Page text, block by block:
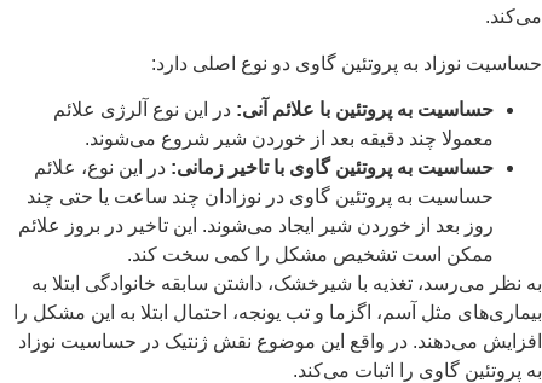
می‌کند.
حساسیت نوزاد به پروتئین گاوی دو نوع اصلی دارد:
حساسیت به پروتئین با علائم آنی: در این نوع آلرژی علائم
معمولا چند دقیقه بعد از خوردن شیر شروع می‌شوند.
حساسیت به پروتئین گاوی با تاخیر زمانی: در این نوع، علائم
حساسیت به پروتئین گاوی در نوزادان چند ساعت یا حتی چند
روز بعد از خوردن شیر ایجاد می‌شوند. این تاخیر در بروز علائم
ممکن است تشخیص مشکل را کمی سخت کند.
به نظر می‌رسد، تغذیه با شیرخشک، داشتن سابقه خانوادگی ابتلا به
بیماری‌های مثل آسم، اگزما و تب یونجه، احتمال ابتلا به این مشکل را
افزایش می‌دهند. در واقع این موضوع نقش ژنتیک در حساسیت نوزاد
به پروتئین گاوی را اثبات می‌کند.